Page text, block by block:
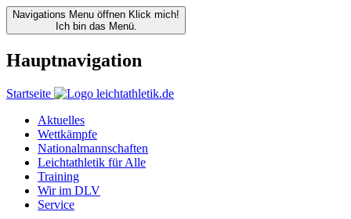
Navigations Menu öffnen Klick mich!
Ich bin das Menü.
Hauptnavigation
Startseite
Aktuelles
Wettkämpfe
Nationalmannschaften
Leichtathletik für Alle
Training
Wir im DLV
Service